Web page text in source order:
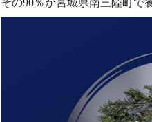
その90％が宮城県南三陸町で